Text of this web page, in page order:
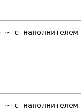
с наполнителем
~ с наполнителем